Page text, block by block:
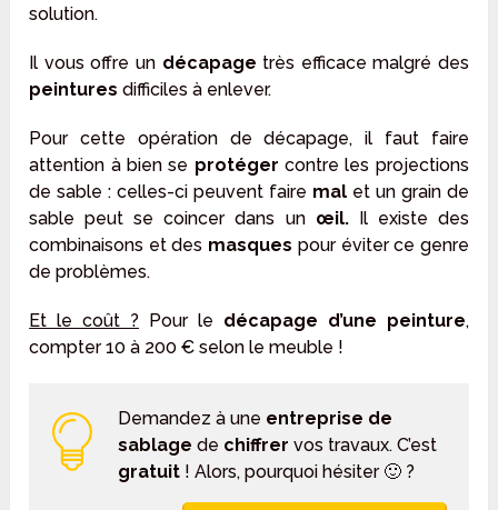
solution.
Il vous offre un décapage très efficace malgré des
peintures difficiles à enlever.
Pour cette opération de décapage, il faut faire
attention à bien se protéger contre les projections
de sable : celles-ci peuvent faire malet un grain de
sable peut se coincer dans un œil.Il existe des
combinaisons et des masques pour éviter ce genre
de problèmes.
Et le coût ? Pour le décapage d’une peinture,
compter 10 à 200 € selon le meuble !
Demandez à une entreprise de
sablage de chiffrer vos travaux. C’est
gratuit ! Alors, pourquoi hésiter 🙂 ?